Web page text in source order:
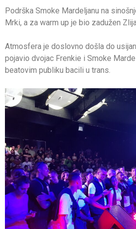
Podrška Smoke Mardeljanu na
Mrki, a za warm up je bio zadužen
Atmosfera je doslovno došla do
pojavio dvojac Frenkie i Smoke
beatovim publiku bacili u trans.